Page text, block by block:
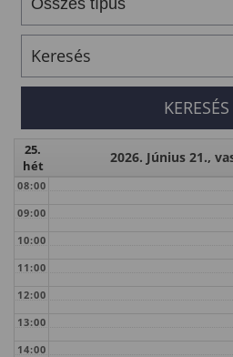
25.
hét
2026. Június 21.,
08:00
09:00
10:00
11:00
12:00
13:00
14:00